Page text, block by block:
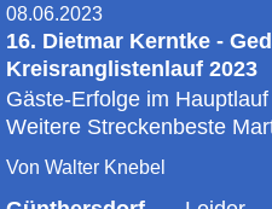
08.06.2023
16. Dietmar Kerntke -
Kreisranglistenlauf 2023
Gäste-Erfolge im
Weitere Streckenbeste
Von Walter Knebel